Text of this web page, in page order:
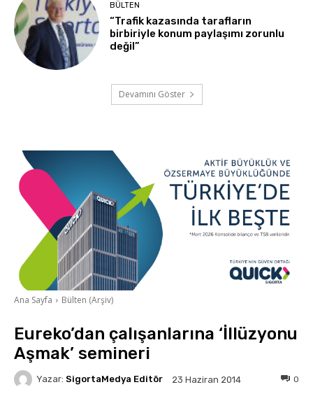
BÜLTEN
“Trafik kazasında tarafların
birbiriyle konum paylaşımı zorunlu
değil”
Devamını Göster